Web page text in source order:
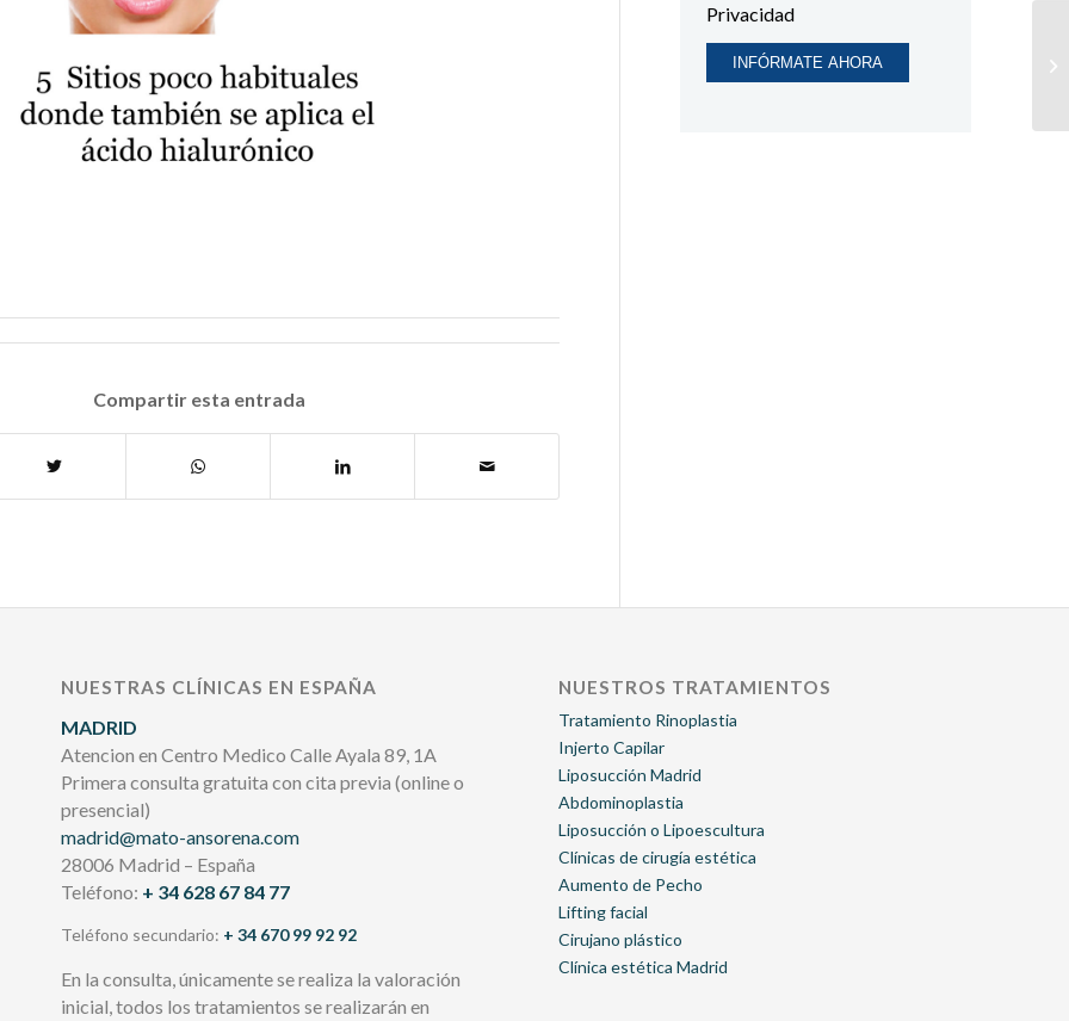
Compartir esta entrada
Privacidad
NUESTRAS CLÍNICAS EN ESPAÑA
MADRID
Atencion en Centro Medico Calle Ayala 89, 1A
Primera consulta gratuita con cita previa (online o
presencial)
madrid@mato-ansorena.com
28006 Madrid – España
Teléfono: + 34 628 67 84 77
Teléfono secundario: + 34 670 99 92 92
En la consulta, únicamente se realiza la valoración
inicial, todos los tratamientos se realizarán en
NUESTROS TRATAMIENTOS
Tratamiento Rinoplastia
Injerto Capilar
Liposucción Madrid
Abdominoplastia
Liposucción o Lipoescultura
Clínicas de cirugía estética
Aumento de Pecho
Lifting facial
Cirujano plástico
Clínica estética Madrid